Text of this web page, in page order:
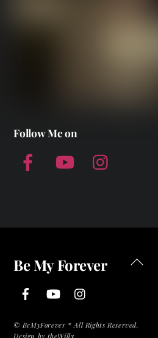
Follow Me on
Facebook YouTube
Back
Be My Forever
FacebookYouTube
© BeMyForever * All Rights Reserved.
Design by theWilly